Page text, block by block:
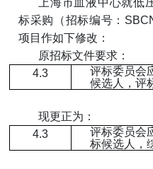
上海市血液中心就低
标采购（招标编号：
项目作如下修改：
原招标文件要求：
4.3
评标委员会
候选人，评
现更正为：
4.3
评标委员会
标候选人，